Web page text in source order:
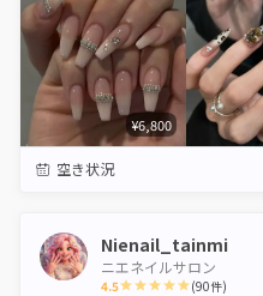
¥6,800
空き状況
Nienail_tainmi
ニエネイルサロン
4.5 (90件)